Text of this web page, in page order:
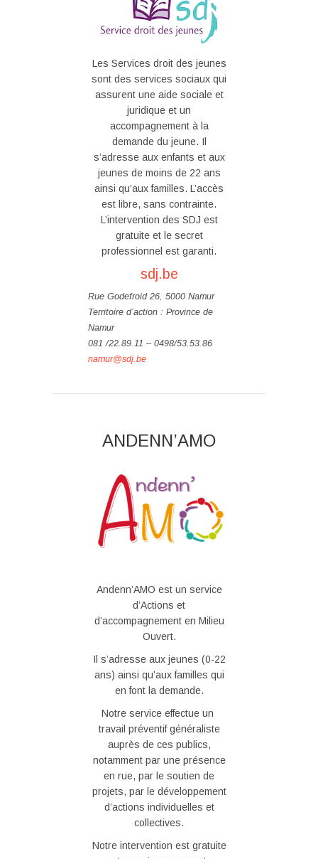
Les Services droit des jeunes
sont des services sociaux qui
assurent une aide sociale et
juridique et un
accompagnement à la
demande du jeune. Il
s’adresse aux enfants et aux
jeunes de moins de 22 ans
ainsi qu’aux familles. L’accès
est libre, sans contrainte.
L’intervention des SDJ est
gratuite et le secret
professionnel est garanti.
sdj.be
Rue Godefroid 26, 5000 Namur
Territoire d’action : Province de
Namur
081 /22.89.11 – 0498/53.53.86
namur@sdj.be
ANDENN’AMO
Andenn’AMO est un service
d’Actions et
d’accompagnement en Milieu
Ouvert.
Il s’adresse aux jeunes (0-22
ans) ainsi qu’aux familles qui
en font la demande.
Notre service effectue un
travail préventif généraliste
auprès de ces publics,
notamment par une présence
en rue, par le soutien de
projets, par le développement
d’actions individuelles et
collectives.
Notre intervention est gratuite